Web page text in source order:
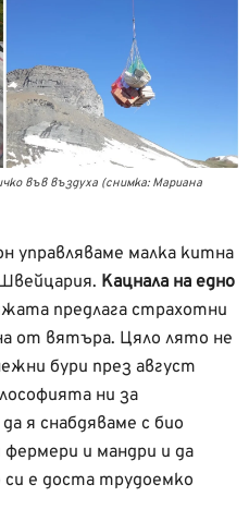
във въздуха (снимка: Мариана
управляваме малка китна
Кацнала на едно
предлага страхотни
от вятъра. Цяло лято не
бури през август
ни за
я снабдяваме с био
и мандри и да
си е доста трудоемко